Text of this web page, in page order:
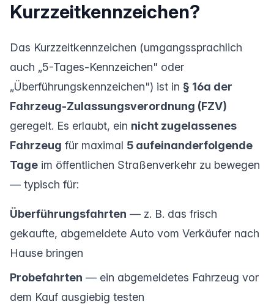
Kurzzeitkennzeichen?
Das Kurzzeitkennzeichen (umgangssprachlich
auch „5-Tages-Kennzeichen" oder
„Überführungskennzeichen") ist in § 16a der
Fahrzeug-Zulassungsverordnung (FZV)
geregelt. Es erlaubt, ein nicht zugelassenes
Fahrzeug für maximal 5 aufeinanderfolgende
Tage im öffentlichen Straßenverkehr zu bewegen
— typisch für:
Überführungsfahrten — z. B. das frisch
gekaufte, abgemeldete Auto vom Verkäufer nach
Hause bringen
Probefahrten — ein abgemeldetes Fahrzeug vor
dem Kauf ausgiebig testen